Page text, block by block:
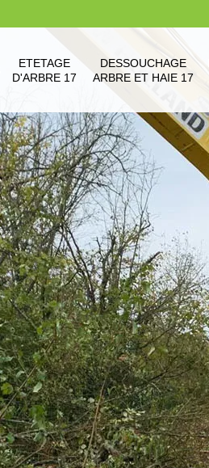
ETETAGE
D'ARBRE 17
DESSOUCHAGE
ARBRE ET HAIE 17